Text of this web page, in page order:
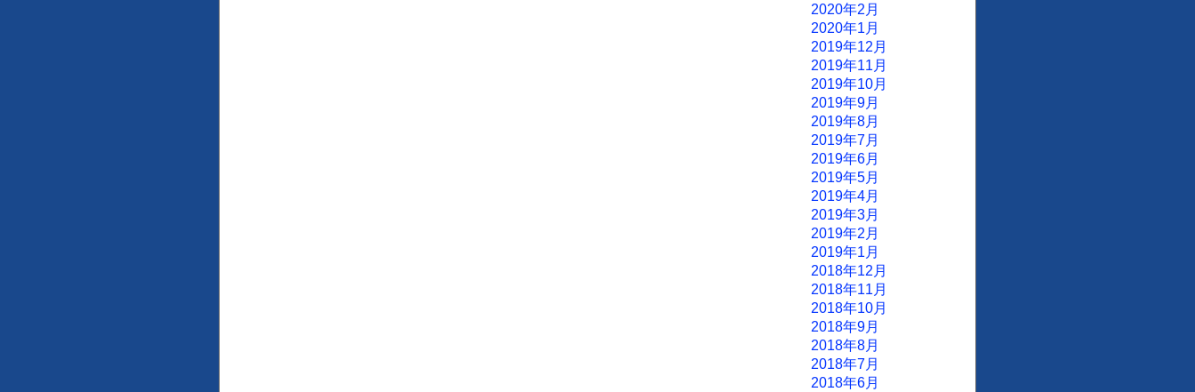
2020年2月
2020年1月
2019年12月
2019年11月
2019年10月
2019年9月
2019年8月
2019年7月
2019年6月
2019年5月
2019年4月
2019年3月
2019年2月
2019年1月
2018年12月
2018年11月
2018年10月
2018年9月
2018年8月
2018年7月
2018年6月